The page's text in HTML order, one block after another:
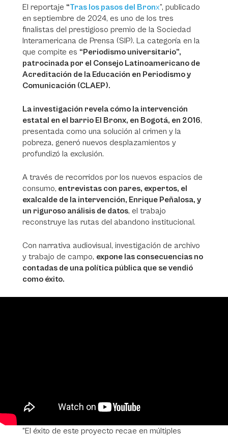
El reportaje “Tras los pasos del Bronx”, publicado
en septiembre de 2024, es uno de los tres
finalistas del prestigioso premio de la Sociedad
Interamericana de Prensa (SIP). La categoría en la
que compite es “Periodismo universitario”,
patrocinada por el Consejo Latinoamericano de
Acreditación de la Educación en Periodismo y
Comunicación (CLAEP).
La investigación revela cómo la intervención
estatal en el barrio El Bronx, en Bogotá, en 2016,
presentada como una solución al crimen y la
pobreza, generó nuevos desplazamientos y
profundizó la exclusión.
A través de recorridos por los nuevos espacios de
consumo, entrevistas con pares, expertos, el
exalcalde de la intervención, Enrique Peñalosa, y
un riguroso análisis de datos, el trabajo
reconstruye las rutas del abandono institucional.
Con narrativa audiovisual, investigación de archivo
y trabajo de campo, expone las consecuencias no
contadas de una política pública que se vendió
como éxito.
“El éxito de este proyecto recae en múltiples